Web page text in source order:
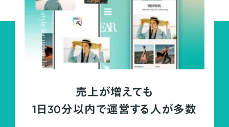
売上が増えても
1日30分以内で運営する人が多数